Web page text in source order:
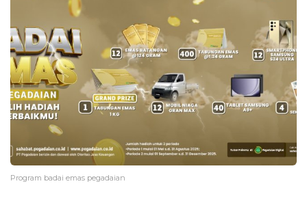
Program badai emas pegadaian